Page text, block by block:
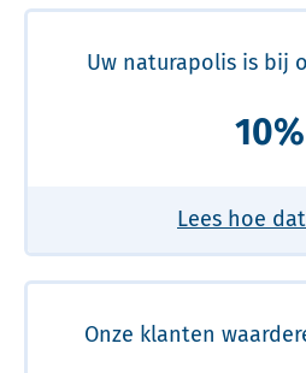
Uw naturapolis is bij
10%
Lees hoe
Onze klanten